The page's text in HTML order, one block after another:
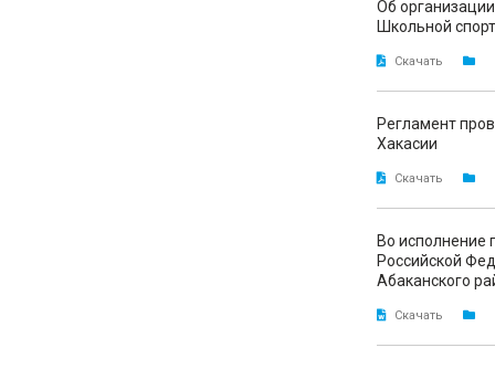
Об
Школьной
Скачать
Регламент
Хакасии
Скачать
Во исполнение
Российской
Абаканского
Скачать